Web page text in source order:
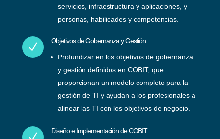
servicios, infraestructura y aplicaciones, y
personas, habilidades y competencias.
N Objetivos de Gobernanza y Gestión:
Profundizar en los objetivos de gobernanza
y gestión definidos en COBIT, que
proporcionan un modelo completo para la
gestión de TI y ayudan a los profesionales a
alinear las TI con los objetivos de negocio.
Diseño e Implementación de COBIT: